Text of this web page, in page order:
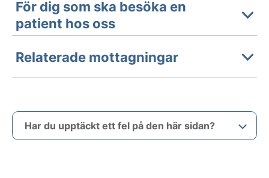
För dig som ska besöka en
patient hos oss
Relaterade mottagningar
Har du upptäckt ett fel på den här sidan?